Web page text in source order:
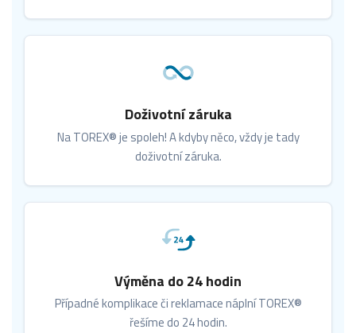
Doživotní záruka
Na TOREX® je spoleh! A kdyby něco, vždy je tady
doživotní záruka.
Výměna do 24 hodin
Případné komplikace či reklamace náplní TOREX®
řešíme do 24 hodin.